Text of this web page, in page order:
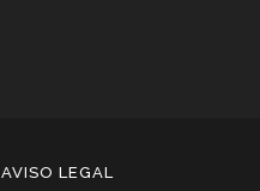
AVISO LEGAL